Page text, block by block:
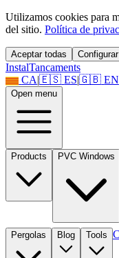
Utilizamos cookies para
del sitio. Política de
Aceptar todas Configurar
InstalTancaments
CA|🇪🇸 ES|🇬🇧 EN
Open menu
Products PVC Windows
Pergolas Blog Tools